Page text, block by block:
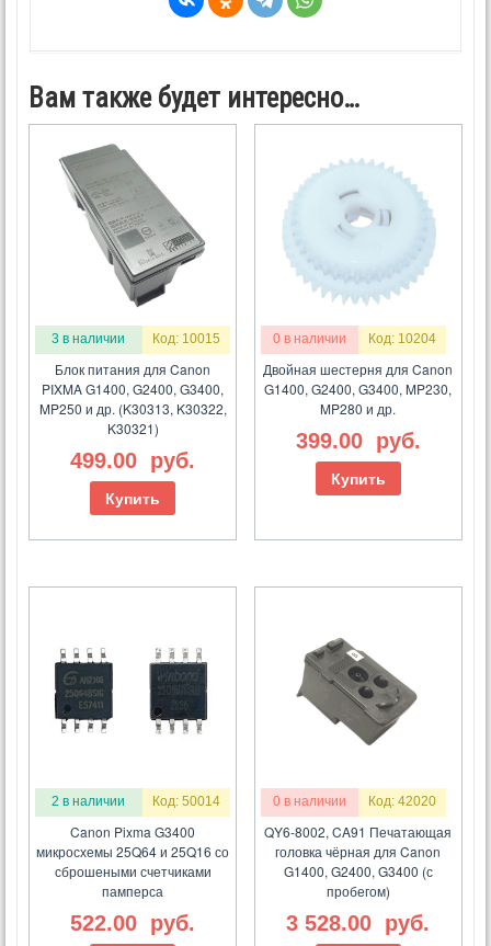
Вам также будет интересно…
3 в наличии Код: 10015
Блок питания для Canon
PIXMA G1400, G2400, G3400,
MP250 и др. (K30313, K30322,
K30321)
499.00 руб.
Купить
0 в наличии Код: 10204
Двойная шестерня для Canon
G1400, G2400, G3400, MP230,
MP280 и др.
399.00 руб.
Купить
2 в наличии Код: 50014
Canon Pixma G3400
микросхемы 25Q64 и 25Q16 со
сброшеными счетчиками
памперса
522.00 руб.
0 в наличии Код: 42020
QY6-8002, CA91 Печатающая
головка чёрная для Canon
G1400, G2400, G3400 (с
пробегом)
3 528.00 руб.